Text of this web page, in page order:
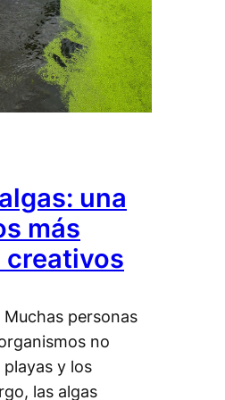
una
más
creativos
personas
no
playas y los
las algas